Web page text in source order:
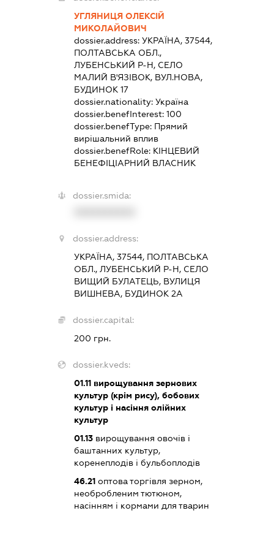
УГЛЯНИЦЯ ОЛЕКСІЙ
МИКОЛАЙОВИЧ
dossier.address:УКРАЇНА, 37544,
ПОЛТАВСЬКА ОБЛ.,
ЛУБЕНСЬКИЙ Р-Н, СЕЛО
МАЛИЙ В'ЯЗІВОК, ВУЛ.НОВА,
БУДИНОК 17
dossier.nationality:Україна
dossier.benefInterest:100
dossier.benefType: Прямий
вирішальний вплив
dossier.benefRole: КІНЦЕВИЙ
БЕНЕФІЦІАРНИЙ ВЛАСНИК
dossier.smida:
dossier.address:
УКРАЇНА, 37544, ПОЛТАВСЬКА
ОБЛ., ЛУБЕНСЬКИЙ Р-Н, СЕЛО
ВИЩИЙ БУЛАТЕЦЬ, ВУЛИЦЯ
ВИШНЕВА, БУДИНОК 2А
dossier.capital:
200 грн.
dossier.kveds:
01.11 вирощування зернових
культур (крім рису), бобових
культур і насіння олійних
культур
01.13 вирощування овочів і
баштанних культур,
коренеплодів і бульбоплодів
46.21 оптова торгівля зерном,
необробленим тютюном,
насінням і кормами для тварин